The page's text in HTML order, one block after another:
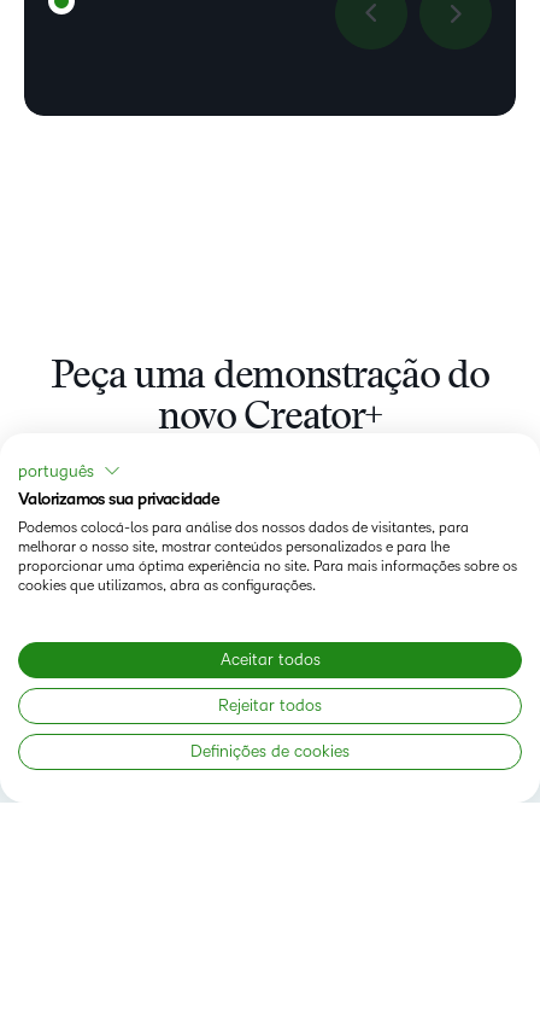
Peça uma demonstração do
novo Creator+
GET STARTED RIGHT AWAY!
Status
português
Valorizamos sua privacidade
Podemos colocá-los para análise dos nossos dados de visitantes, para
melhorar o nosso site, mostrar conteúdos personalizados e para lhe
proporcionar uma óptima experiência no site. Para mais informações sobre os
cookies que utilizamos, abra as configurações.
Aceitar todos
Rejeitar todos
Definições de cookies